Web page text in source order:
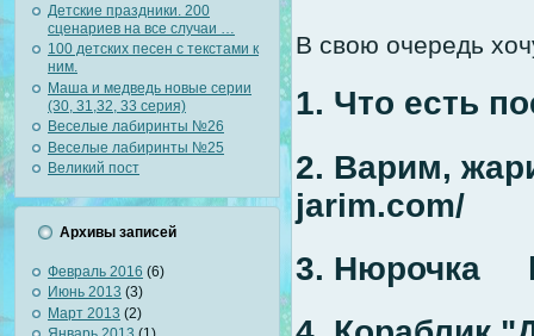
Детские праздники. 200
сценариев на все случаи …
100 детских песен с текстами к
ним.
Маша и медведь новые серии
(30, 31,32, 33 серия)
Веселые лабиринты №26
Веселые лабиринты №25
Великий пост
Архивы записей
Февраль 2016 (6)
Июнь 2013 (3)
Март 2013 (2)
В свою очередь
1. Что есть
2. Варим,
jarim.com/
3. Нюрочка